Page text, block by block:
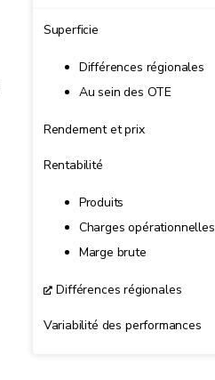
Superficie
Différences régionales
Au sein des OTE
Rendement et prix
Rentabilité
Produits
Charges opérationnelles
Marge brute
Différences régionales
Variabilité des performances